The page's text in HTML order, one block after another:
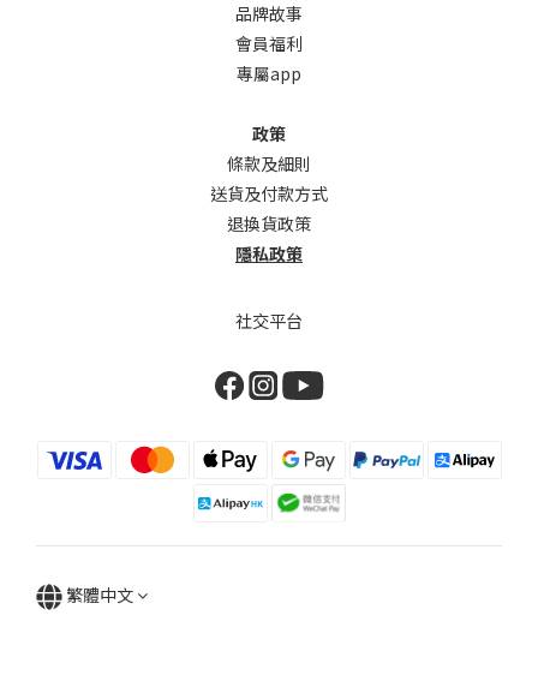
品牌故事
會員福利
專屬app
政策
條款及細則
送貨及付款方式
退換貨政策
隱私政策
社交平台
繁體中文